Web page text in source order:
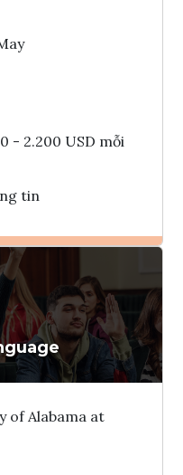
- 2.200 USD mỗi
tin
danh
Tham vấn Interlink
of Alabama at